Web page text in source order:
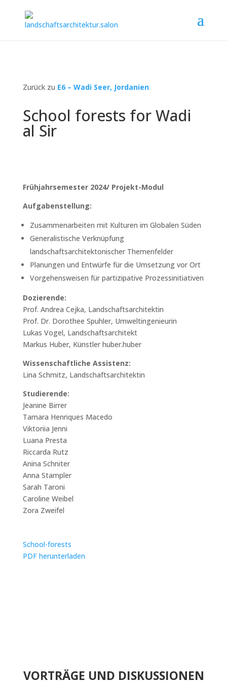
Zurück zu E6 – Wadi Seer, Jordanien
School forests for Wadi
al Sir
Frühjahrsemester 2024/ Projekt-Modul
Aufgabenstellung:
Zusammenarbeiten mit Kulturen im Globalen Süden
Generalistische Verknüpfung
landschaftsarchitektonischer Themenfelder
Planungen und Entwürfe für die Umsetzung vor Ort
Vorgehensweisen für partizipative Prozessinitiativen
Dozierende:
Prof. Andrea Cejka, Landschaftsarchitektin
Prof. Dr. Dorothee Spuhler, Umweltingenieurin
Lukas Vogel, Landschaftsarchitekt
Markus Huber, Künstler huber.huber
Wissenschaftliche Assistenz:
Lina Schmitz, Landschaftsarchitektin
Studierende:
Jeanine Birrer
Tamara Henriques Macedo
Viktoriia Jenni
Luana Presta
Riccarda Rutz
Anina Schniter
Anna Stampler
Sarah Taroni
Caroline Weibel
Zora Zweifel
School-forests
PDF herunterladen
VORTRÄGE UND DISKUSSIONEN